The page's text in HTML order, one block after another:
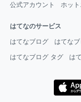
公式アカウント ホッ
はてなのサービス
はてなブログ はてな
はてなブログ タグ は